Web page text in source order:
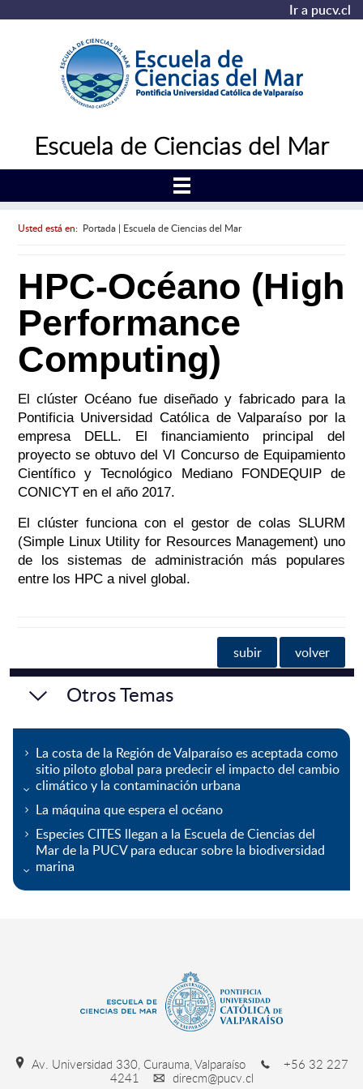
Ir a pucv.cl
Escuela de Ciencias del Mar
Usted está en: Portada| Escuela de Ciencias del Mar
HPC-Océano (High
Performance
Computing)
El clúster Océano fue diseñado y fabricado para la
Pontificia Universidad Católica de Valparaíso por la
empresa DELL. El financiamiento principal del
proyecto se obtuvo del VI Concurso de Equipamiento
Científico y Tecnológico Mediano FONDEQUIP de
CONICYT en el año 2017.
El clúster funciona con el gestor de colas SLURM
(Simple Linux Utility for Resources Management) uno
de los sistemas de administración más populares
entre los HPC a nivel global.
subir volver
Otros Temas
La costa de la Región de Valparaíso es aceptada como
sitio piloto global para predecir el impacto del cambio
climático y la contaminación urbana
La máquina que espera el océano
Especies CITES llegan a la Escuela de Ciencias del
Mar de la PUCV para educar sobre la biodiversidad
marina
Av. Universidad 330, Curauma, Valparaíso
+56 32 227
4241
direcm@pucv.cl